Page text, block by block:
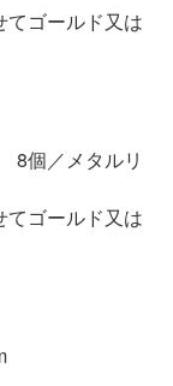
ゴールド又は
個／メタルリ
ゴールド又は